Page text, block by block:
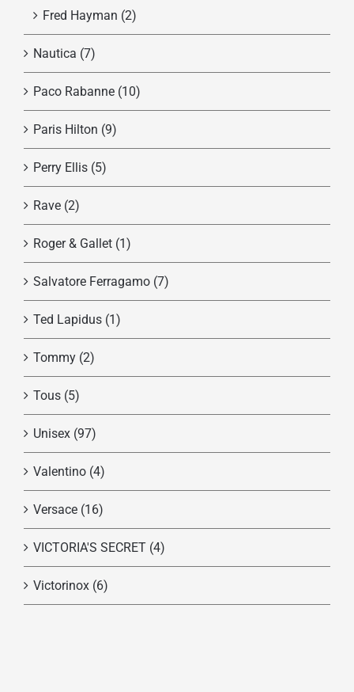
Fred Hayman (2)
Nautica (7)
Paco Rabanne (10)
Paris Hilton (9)
Perry Ellis (5)
Rave (2)
Roger & Gallet (1)
Salvatore Ferragamo (7)
Ted Lapidus (1)
Tommy (2)
Tous (5)
Unisex (97)
Valentino (4)
Versace (16)
VICTORIA'S SECRET (4)
Victorinox (6)